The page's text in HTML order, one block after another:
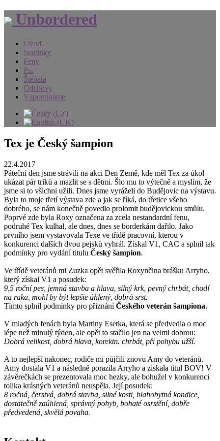
Unbordered
Úvod
Novinky
Feny
Psi
Štěňata
Odchovy
Vzpomínáme
Tex je Český šampion
22.4.2017
Páteční den jsme strávili na akci Den Země, kde měl Tex za úkol
ukázat pár triků a mazlit se s dětmi. Šlo mu to výtečně a myslím, že
jsme si to všichni užili. Dnes jsme vyráželi do Budějovic na výstavu.
Byla to moje třetí výstava zde a jak se říká, do třetice všeho
dobrého, se nám konečně povedlo prolomit budějovickou smůlu.
Poprvé zde byla Roxy označena za zcela nestandardní fenu,
podruhé Tex kulhal, ale dnes, dnes se borderkám dařilo. Jako
prvního jsem vystavovala Texe ve třídě pracovní, kterou v
konkurenci dalších dvou pejsků vyhrál. Získal V1, CAC a splnil tak
podmínky pro vydání titulu Český šampion.
Ve třídě veteránů mi Zuzka opět svěřila Roxynčina brášku Arryho,
který získal V1 a posudek:
9,5 roční pes, jemná stavba a hlava, silný krk, pevný chrbát, chodí
na raka, mohl by být lepšie úhlený, dobrá srst.
Tímto splnil podmínky pro přiznáníČeského veterán šampiona.
V mladých fenách byla Martiny Esetka, která se předvedla o moc
lépe než minulý týden, ale opět to stačilo jen na velmi dobrou:
Dobrá velikost, dobrá hlava, korektn. chrbát, při pohybu užší.
A to nejlepší nakonec, rodiče mi půjčili znovu Amy do veteránů.
Amy dostala V1 a následně porazila Arryho a získala titul BOV! V
závěrečkách se prezentovala moc hezky, ale bohužel v konkurenci
tolika krásných veteránů neuspěla. Její posudek:
8 ročná, čerstvá, dobrá stavba, silné kosti, blahobytná kondice,
dostatečně zaúhlená, správný pohyb, bohaté osrstění, dobře
předvedená, skvělá povaha.